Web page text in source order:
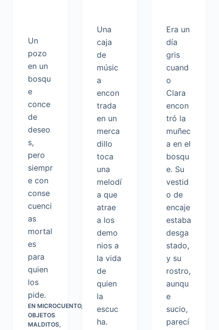
Un
pozo
en un
bosqu
e
conce
de
deseo
s,
pero
siempr
e con
conse
cuenci
as
mortal
es
para
quien
los
pide.
EN MICROCUENTO,
OBJETOS
MALDITOS,
Una
caja
de
músic
a
encon
trada
en un
merca
dillo
toca
una
melodí
a que
atrae
a los
demo
nios a
la vida
de
quien
la
escuc
ha.
Era un
día
gris
cuand
o
Clara
encon
tró la
muñec
a en el
bosqu
e. Su
vestid
o de
encaje
estaba
desga
stado,
y su
rostro,
aunqu
e
sucio,
parecí